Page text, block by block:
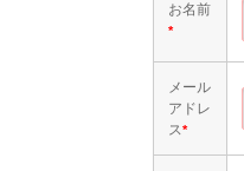
お名前
*
メール
アドレ
ス*